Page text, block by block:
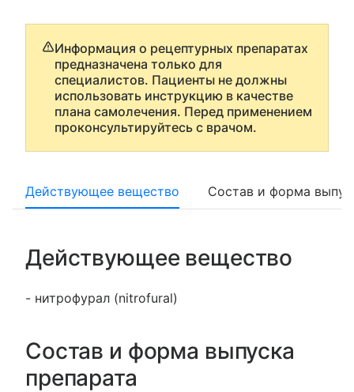
Информация о рецептурных препаратах
предназначена только для
специалистов. Пациенты не должны
использовать инструкцию в качестве
плана самолечения. Перед применением
проконсультируйтесь с врачом.
Действующее вещество Состав и форма
Действующее вещество
- нитрофурал (nitrofural)
Состав и форма выпуска
препарата